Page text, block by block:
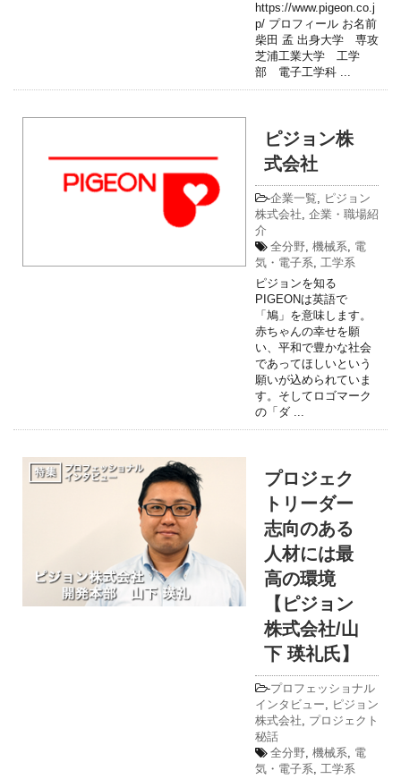
https://www.pigeon.co.j
p/ プロフィール お名前
柴田 孟 出身大学 専攻
芝浦工業大学 工学
部 電子工学科 ...
ピジョン株
式会社
-企業一覧, ピジョン
株式会社, 企業・職場紹
介
全分野, 機械系, 電
気・電子系, 工学系
ピジョンを知る
PIGEONは英語で
「鳩」を意味します。
赤ちゃんの幸せを願
い、平和で豊かな社会
であってほしいという
願いが込められていま
す。そしてロゴマーク
の「ダ ...
プロジェク
トリーダー
志向のある
人材には最
高の環境
【ピジョン
株式会社/山
下 瑛礼氏】
-プロフェッショナル
インタビュー, ピジョン
株式会社, プロジェクト
秘話
全分野, 機械系, 電
気・電子系, 工学系